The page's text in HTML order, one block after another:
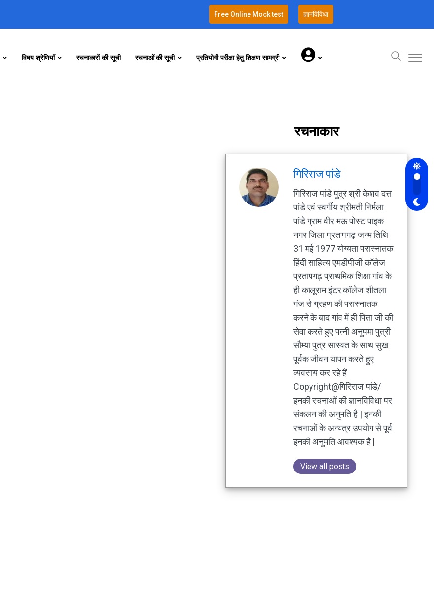
Free Online Mock test ज्ञानविविधा
विषय श्रेणियाँ रचनाकारों की सूची रचनाओं की सूची प्रतियोगी परीक्षा हेतु शिक्षण सामग्री
रचनाकार
गिरिराज पांडे
गिरिराज पांडे पुत्र श्री केशव दत्त
पांडे एवं स्वर्गीय श्रीमती निर्मला
पांडे ग्राम वीर मऊ पोस्ट पाइक
नगर जिला प्रतापगढ़ जन्म तिथि
31 मई 1977 योग्यता परास्नातक
हिंदी साहित्य एमडीपीजी कॉलेज
प्रतापगढ़ प्राथमिक शिक्षा गांव के
ही कालूराम इंटर कॉलेज शीतला
गंज से ग्रहण की परास्नातक
करने के बाद गांव में ही पिता जी की
सेवा करते हुए पत्नी अनुपमा पुत्री
सौम्या पुत्र सास्वत के साथ सुख
पूर्वक जीवन यापन करते हुए
व्यवसाय कर रहे हैं
Copyright@गिरिराज पांडे/
इनकी रचनाओं की ज्ञानविविधा पर
संकलन की अनुमति है | इनकी
रचनाओं के अन्यत्र उपयोग से पूर्व
इनकी अनुमति आवश्यक है |
View all posts